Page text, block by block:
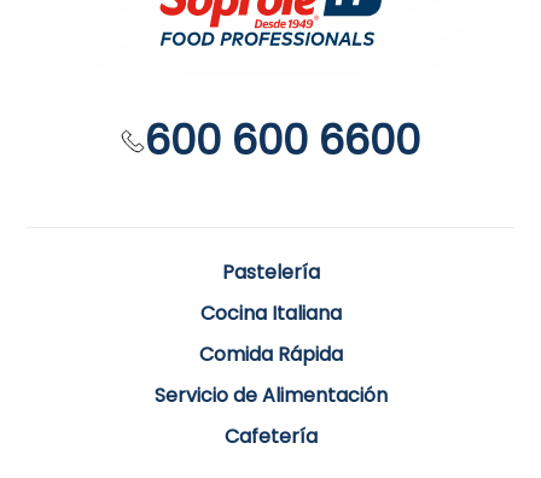
600 600 6600
Pastelería
Cocina Italiana
Comida Rápida
Servicio de Alimentación
Cafetería